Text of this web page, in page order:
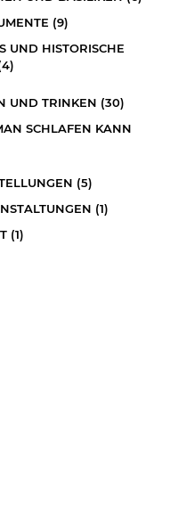
(9)
UND HISTORISCHE
UND TRINKEN (30)
SCHLAFEN KANN
(5)
(1)
(1)